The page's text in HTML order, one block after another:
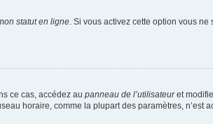
statut en ligne . Si vous activez cette option vous
ce cas, accédez au panneau de l’utilisateuret
horaire, comme la plupart des paramètres, n’est